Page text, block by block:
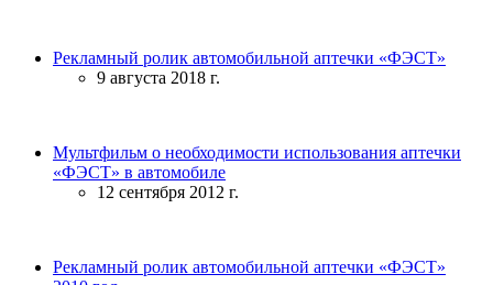
Рекламный ролик автомобильной аптечки «ФЭСТ»
9 августа 2018 г.
Мультфильм о необходимости использования аптечки
«ФЭСТ» в автомобиле
12 сентября 2012 г.
Рекламный ролик автомобильной аптечки «ФЭСТ»